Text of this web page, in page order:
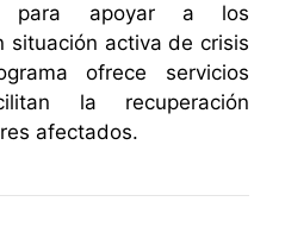
para apoyar a los
situación activa de crisis
ofrece servicios
la recuperación
afectados.